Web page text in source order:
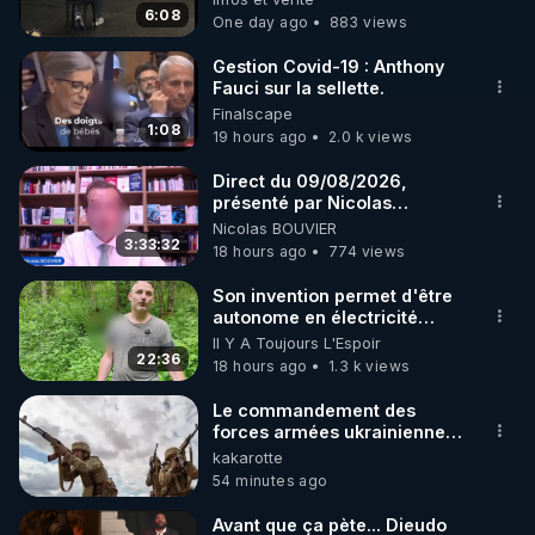
https://www.youtube.com/@bestofcomputer
https://vk.com/bestofcomputer
https://odysee.com/@Bestofcomputer:1
https://twitter.com/bestofcomputer
https://www.facebook.com/bestofcomputer
https://rumble.com/bestofcomputer
https://t.me/bestofcomputerlive
6:08
One day ago
883 views
1:08
Gestion Covid-19 : Anthony
Fauci sur la sellette.
Finalscape
19 hours ago
2.0 k views
3:33:32
Direct du 09/08/2026,
présenté par Nicolas
BOUVIER
Nicolas BOUVIER
18 hours ago
774 views
22:36
Son invention permet d'être
autonome en électricité
avec un simple ruisseau
Il Y A Toujours L'Espoir
18 hours ago
1.3 k views
Le commandement des
forces armées ukrainiennes
a ordonné l'élimination des
mercenaires qui étaient
encerclés Le
commandement des forces
kakarotte
54 minutes ago
Avant que ça pète... Dieudo